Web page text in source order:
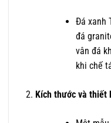
Đá xanh
đá
vân đá
khi chế
Kích thước và thiết